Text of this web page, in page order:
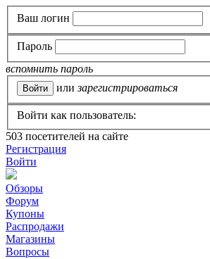
Ваш логин
Пароль
вспомнить пароль
или зарегистрироваться
Войти как пользователь:
503 посетителей на сайте
Регистрация
Войти
Обзоры
Форум
Купоны
Распродажи
Магазины
Вопросы